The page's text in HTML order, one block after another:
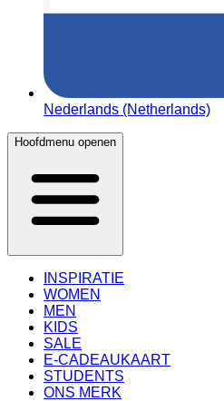
Nederlands (Netherlands)
Hoofdmenu openen
INSPIRATIE
WOMEN
MEN
KIDS
SALE
E-CADEAUKAART
STUDENTS
ONS MERK